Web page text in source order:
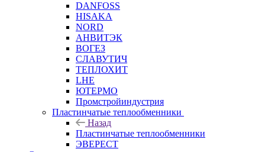
DANFOSS
HISAKA
NORD
АНВИТЭК
ВОГЕЗ
СЛАВУТИЧ
ТЕПЛОХИТ
LHE
ЮТЕРМО
Промстройиндустрия
Пластинчатые теплообменники
Назад
Пластинчатые теплообменники
ЭВЕРЕСТ